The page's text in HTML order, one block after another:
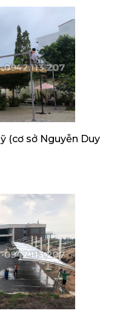
(cơ sở Nguyễn Duy